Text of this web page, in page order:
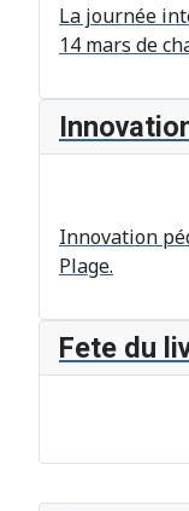
La journée
14 mars de
Innovation
Plage.
Fete du